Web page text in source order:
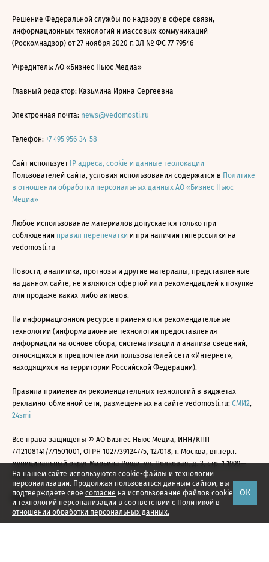
На нашем сайте используются cookie-файлы и технологии
персонализации. Продолжая пользоваться данным сайтом, вы
подтверждаете свое согласие на использование файлов cookie
и технологий персонализации в соответствии с Политикой в
отношении обработки персональных данных.
ОК
Решение Федеральной службы по надзору в сфере связи,
информационных технологий и массовых коммуникаций
(Роскомнадзор) от 27 ноября 2020 г. ЭЛ № ФС 77-79546
Учредитель: АО «Бизнес Ньюс Медиа»
Главный редактор: Казьмина Ирина Сергеевна
Электронная почта: news@vedomosti.ru
Телефон: +7 495 956-34-58
Сайт использует IP адреса, cookie и данные геолокации
Пользователей сайта, условия использования содержатся в Политике
в отношении обработки персональных данных АО «Бизнес Ньюс
Медиа»
Любое использование материалов допускается только при
соблюдении правил перепечатки и при наличии гиперссылки на
vedomosti.ru
Новости, аналитика, прогнозы и другие материалы, представленные
на данном сайте, не являются офертой или рекомендацией к покупке
или продаже каких-либо активов.
На информационном ресурсе применяются рекомендательные
технологии (информационные технологии предоставления
информации на основе сбора, систематизации и анализа сведений,
относящихся к предпочтениям пользователей сети «Интернет»,
находящихся на территории Российской Федерации).
Правила применения рекомендательных технологий в виджетах
рекламно-обменной сети, размещенных на сайте vedomosti.ru: СМИ2,
24smi
Все права защищены © АО Бизнес Ньюс Медиа, ИНН/КПП
7712108141/771501001, ОГРН 1027739124775, 127018, г. Москва, вн.тер.г.
муниципальный округ Марьина Роща, ул. Полковая, д. 3, стр. 1 1999—
2026